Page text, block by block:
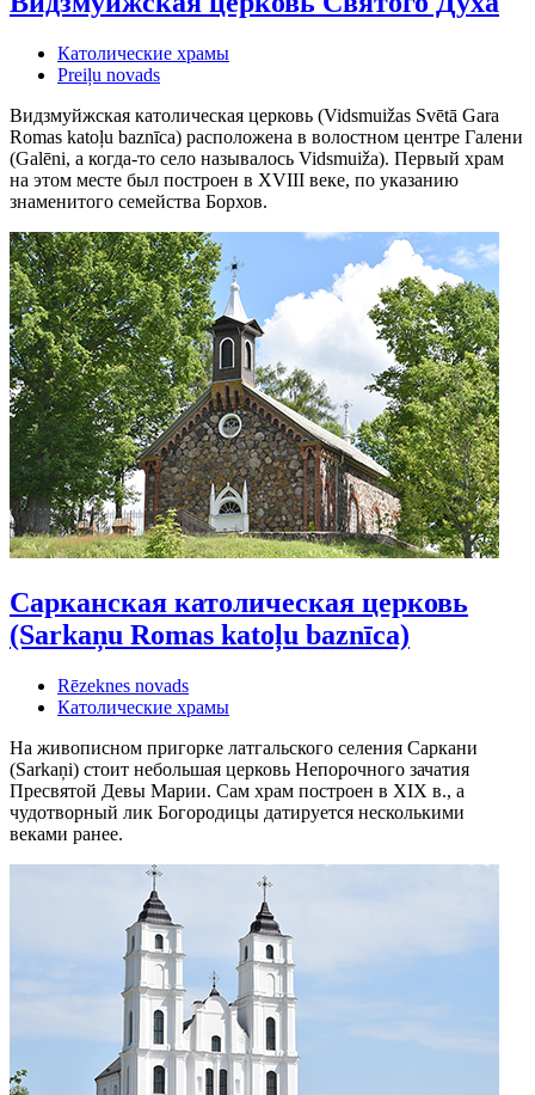
Католические храмы
Preiļu novads
Видзмуйжская католическая церковь (Vidsmuižas Svētā Gara
Romas katoļu baznīca) расположена в волостном центре Галени
(Galēni, а когда-то село называлось Vidsmuiža). Первый храм
на этом месте был построен в XVIII веке, по указанию
знаменитого семейства Борхов.
Сарканская католическая церковь
(Sarkaņu Romas katoļu baznīca)
Rēzeknes novads
Католические храмы
На живописном пригорке латгальского селения Саркани
(Sarkaņi) стоит небольшая церковь Непорочного зачатия
Пресвятой Девы Марии. Сам храм построен в XIX в., а
чудотворный лик Богородицы датируется несколькими
веками ранее.